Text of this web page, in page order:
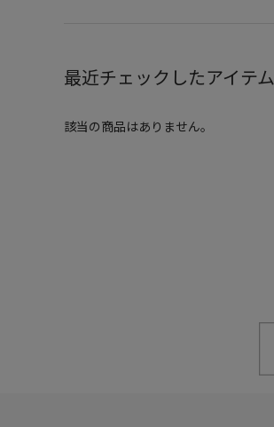
最近チェックしたアイテム
該当の商品はありません。